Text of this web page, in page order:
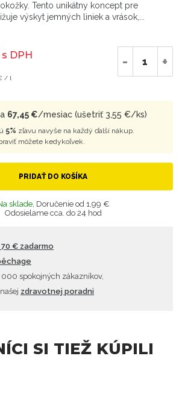
Tento unikátny koncept pre
výskyt jemných liniek a vrások,...
s DPH
/ l
- +
67,45 €/mesiac (ušetriť 3,55 €/ks)
5% zľavu navyše na každý ďalší nákup.
môžete kedykoľvek.
PRIDAŤ DO KOŠÍKA
sklade, Doručenie od 1,99 €
Odosielame cca. do 24 hod
€ zadarmo
spokojných zákazníkov,
zdravotnej poradni
SI TIEŽ KÚPILI